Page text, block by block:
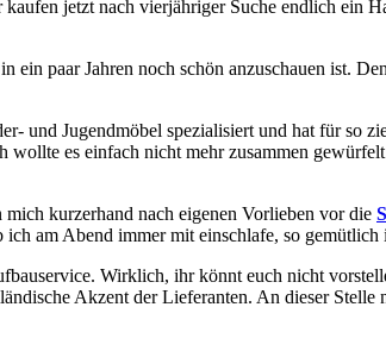
jetzt nach vierjähriger Suche endlich ein
paar Jahren noch schön anzuschauen ist.
und Jugendmöbel spezialisiert und hat für so
es einfach nicht mehr zusammen
kurzerhand nach eigenen Vorlieben vor die
am Abend immer mit einschlafe, so gemütlich
Wirklich, ihr könnt euch nicht
Akzent der Lieferanten. An dieser